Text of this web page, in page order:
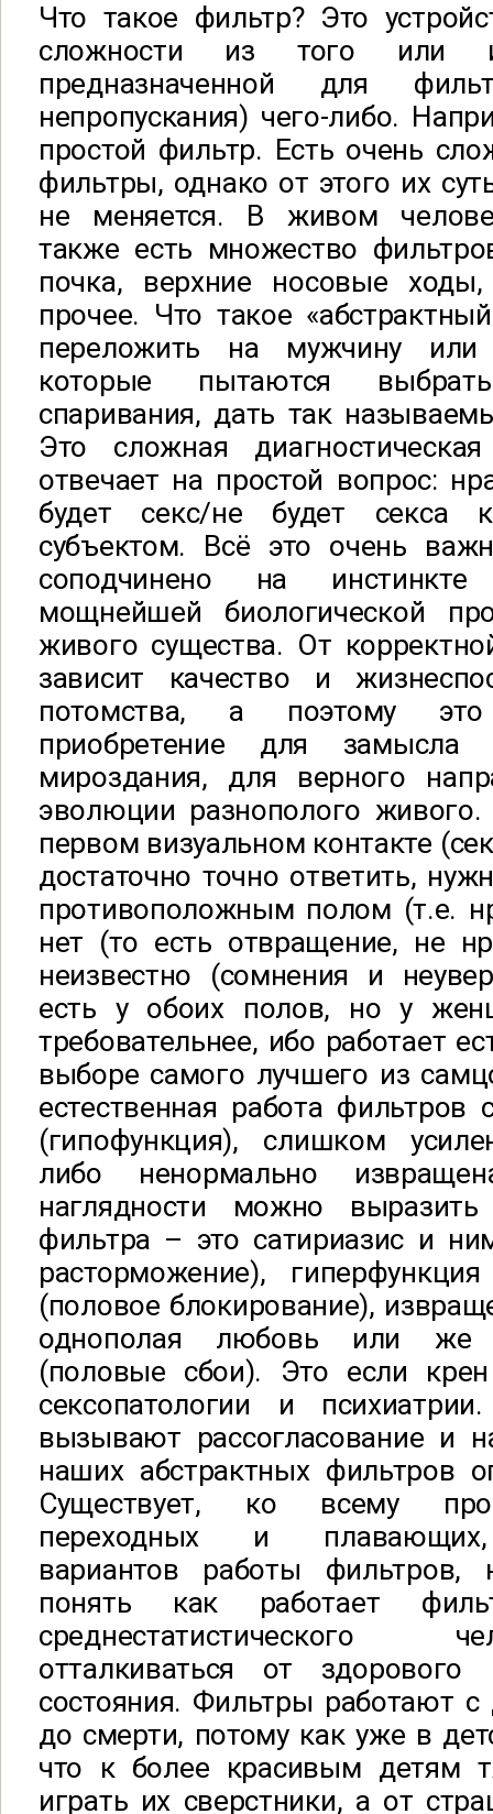
Что такое фильтр? Это
сложности из того или
предназначенной для
непропускания) чего-либо.
простой фильтр. Есть очень
фильтры, однако от этого их
не меняется. В живом
также есть множество
почка, верхние носовые
прочее. Что такое
переложить на мужчину
которые пытаются
спаривания, дать так
Это сложная
отвечает на простой вопрос:
будет секс/не будет секса
субъектом. Всё это очень
соподчинено на
мощнейшей биологической
живого существа. От
зависит качество и
потомства, а поэтому
приобретение для
мироздания, для верного
эволюции разнополого
первом визуальном контакте
достаточно точно ответить,
противоположным полом (т.е.
нет (то есть отвращение, не
неизвестно (сомнения и
есть у обоих полов, но у
требовательнее, ибо работает
выборе самого лучшего из
естественная работа фильтров
(гипофункция), слишком
либо ненормально
наглядности можно
фильтра – это сатириазис и
расторможение),
(половое блокирование),
однополая любовь или же
(половые сбои). Это если
сексопатологии и
вызывают рассогласование и
наших абстрактных фильтров
Существует, ко всему
переходных и плавающих,
вариантов работы фильтров,
понять как работает
среднестатистического
отталкиваться от
состояния. Фильтры работают с
до смерти, потому как уже в
что к более красивым детям
играть их сверстники, а от